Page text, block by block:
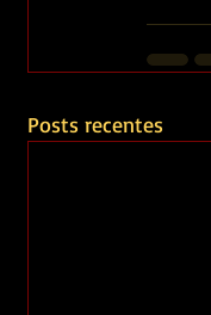
Posts recentes